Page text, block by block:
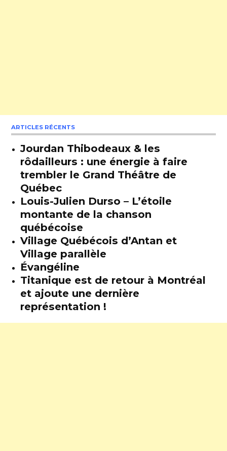
ARTICLES RÉCENTS
Jourdan Thibodeaux & les
rôdailleurs : une énergie à faire
trembler le Grand Théâtre de
Québec
Louis-Julien Durso – L’étoile
montante de la chanson
québécoise
Village Québécois d’Antan et
Village parallèle
Évangéline
Titanique est de retour à Montréal
et ajoute une dernière
représentation !